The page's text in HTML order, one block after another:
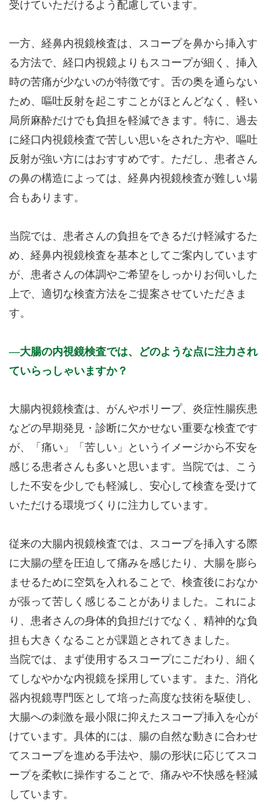
受けていただけるよう配慮しています。
一方、経鼻内視鏡検査は、スコープを鼻から挿入す
る方法で、経口内視鏡よりもスコープが細く、挿入
時の苦痛が少ないのが特徴です。舌の奥を通らない
ため、嘔吐反射を起こすことがほとんどなく、軽い
局所麻酔だけでも負担を軽減できます。特に、過去
に経口内視鏡検査で苦しい思いをされた方や、嘔吐
反射が強い方にはおすすめです。ただし、患者さん
の鼻の構造によっては、経鼻内視鏡検査が難しい場
合もあります。
当院では、患者さんの負担をできるだけ軽減するた
め、経鼻内視鏡検査を基本としてご案内しています
が、患者さんの体調やご希望をしっかりお伺いした
上で、適切な検査方法をご提案させていただきま
す。
大腸の内視鏡検査では、どのような点に注力され
ていらっしゃいますか？
大腸内視鏡検査は、がんやポリープ、炎症性腸疾患
などの早期発見・診断に欠かせない重要な検査です
が、「痛い」「苦しい」というイメージから不安を
感じる患者さんも多いと思います。当院では、こう
した不安を少しでも軽減し、安心して検査を受けて
いただける環境づくりに注力しています。
従来の大腸内視鏡検査では、スコープを挿入する際
に大腸の壁を圧迫して痛みを感じたり、大腸を膨ら
ませるために空気を入れることで、検査後におなか
が張って苦しく感じることがありました。これによ
り、患者さんの身体的負担だけでなく、精神的な負
担も大きくなることが課題とされてきました。
当院では、まず使用するスコープにこだわり、細く
てしなやかな内視鏡を採用しています。また、消化
器内視鏡専門医として培った高度な技術を駆使し、
大腸への刺激を最小限に抑えたスコープ挿入を心が
けています。具体的には、腸の自然な動きに合わせ
てスコープを進める手法や、腸の形状に応じてスコ
ープを柔軟に操作することで、痛みや不快感を軽減
しています。